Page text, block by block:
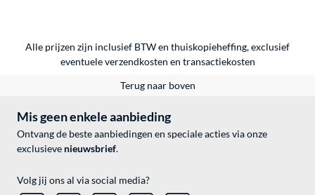
Alle prijzen zijn inclusief BTW en thuiskopieheffing, exclusief
eventueleverzendkosten en transactiekosten
Terug naar boven
Mis geen enkele aanbieding
Ontvang de beste aanbiedingen en speciale acties via onze
exclusieve nieuwsbrief.
Volg jij ons al via social media?